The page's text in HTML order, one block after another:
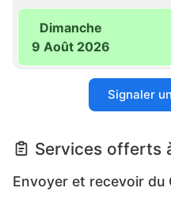
Dimanche
9 Août 2026
Signaler
Services offerts
Envoyer et recevoir du